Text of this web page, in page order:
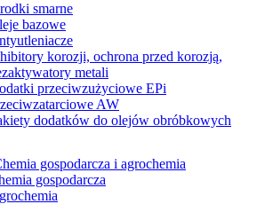
smarne
bazowe
korozji, ochrona przed korozją,
metali
przeciwzużyciowe EPi
AW
dodatków do olejów obróbkowych
gospodarcza i agrochemia
gospodarcza